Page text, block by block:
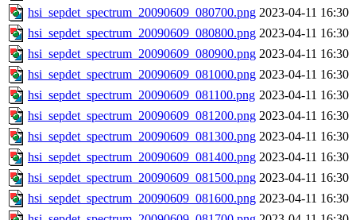
hsi_sepdet_spectrum_20090609_080700.png 2023-04-11 16:30
hsi_sepdet_spectrum_20090609_080800.png 2023-04-11 16:30
hsi_sepdet_spectrum_20090609_080900.png 2023-04-11 16:30
hsi_sepdet_spectrum_20090609_081000.png 2023-04-11 16:30
hsi_sepdet_spectrum_20090609_081100.png 2023-04-11 16:30
hsi_sepdet_spectrum_20090609_081200.png 2023-04-11 16:30
hsi_sepdet_spectrum_20090609_081300.png 2023-04-11 16:30
hsi_sepdet_spectrum_20090609_081400.png 2023-04-11 16:30
hsi_sepdet_spectrum_20090609_081500.png 2023-04-11 16:30
hsi_sepdet_spectrum_20090609_081600.png 2023-04-11 16:30